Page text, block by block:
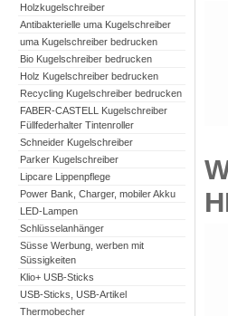
Holzkugelschreiber
Antibakterielle uma Kugelschreiber
uma Kugelschreiber bedrucken
Bio Kugelschreiber bedrucken
Holz Kugelschreiber bedrucken
Recycling Kugelschreiber bedrucken
FABER-CASTELL Kugelschreiber
Füllfederhalter Tintenroller
Schneider Kugelschreiber
Parker Kugelschreiber
Lipcare Lippenpflege
Power Bank, Charger, mobiler Akku
LED-Lampen
Schlüsselanhänger
Süsse Werbung, werben mit
Süssigkeiten
Klio+ USB-Sticks
USB-Sticks, USB-Artikel
Thermobecher